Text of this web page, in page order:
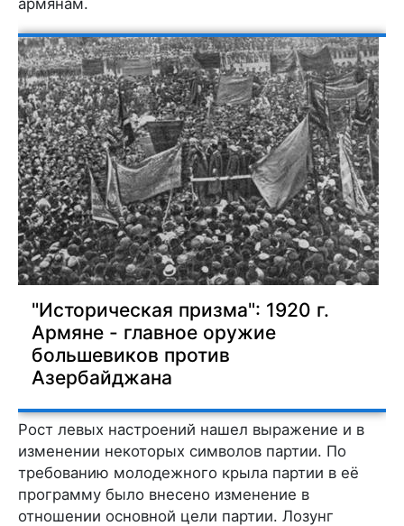
"Историческая призма": 1920 г.
Армяне - главное оружие
большевиков против
Азербайджана
Рост левых настроений нашел выражение и в
изменении некоторых символов партии. По
требованию молодежного крыла партии в её
программу было внесено изменение в
отношении основной цели партии. Лозунг